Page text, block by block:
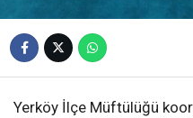
Yerköy İlçe Müftülüğü